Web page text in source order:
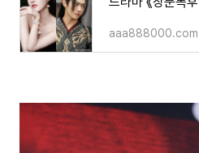
aaa888000.com